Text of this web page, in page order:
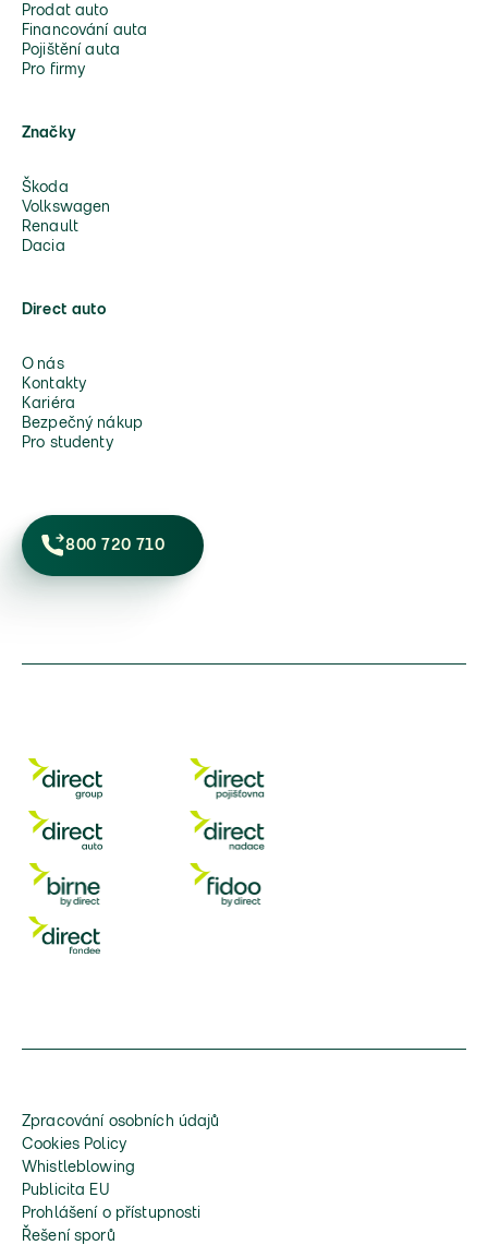
Prodat auto
Financování auta
Pojištění auta
Pro firmy
Značky
Škoda
Volkswagen
Renault
Dacia
Direct auto
O nás
Kontakty
Kariéra
Bezpečný nákup
Pro studenty
800 720 710
Zpracování osobních údajů
Cookies Policy
Whistleblowing
Publicita EU
Prohlášení o přístupnosti
Řešení sporů